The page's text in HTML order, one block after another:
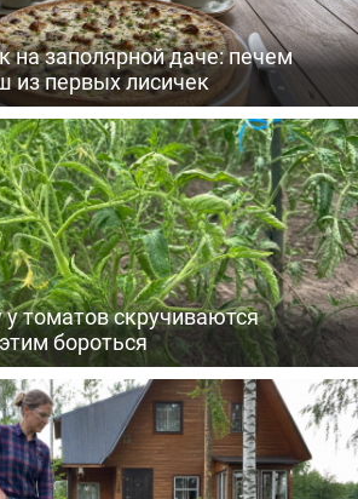
на заполярной даче: печем
из первых лисичек
томатов скручиваются
бороться